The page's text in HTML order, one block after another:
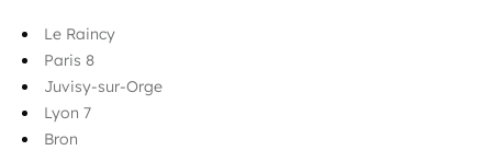
Le Raincy
Paris 8
Juvisy-sur-Orge
Lyon 7
Bron